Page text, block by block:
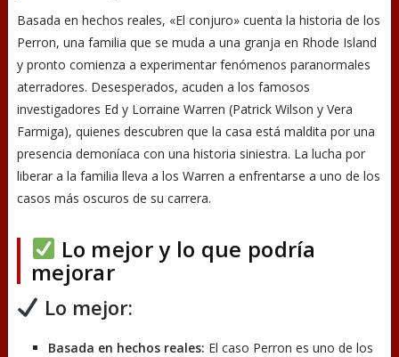
Basada en hechos reales, «El conjuro» cuenta la historia de los
Perron, una familia que se muda a una granja en Rhode Island
y pronto comienza a experimentar fenómenos paranormales
aterradores. Desesperados, acuden a los famosos
investigadores Ed y Lorraine Warren (Patrick Wilson y Vera
Farmiga), quienes descubren que la casa está maldita por una
presencia demoníaca con una historia siniestra. La lucha por
liberar a la familia lleva a los Warren a enfrentarse a uno de los
casos más oscuros de su carrera.
Lo mejor y lo que podría
mejorar
Lo mejor:
Basada en hechos reales: El caso Perron es uno de los